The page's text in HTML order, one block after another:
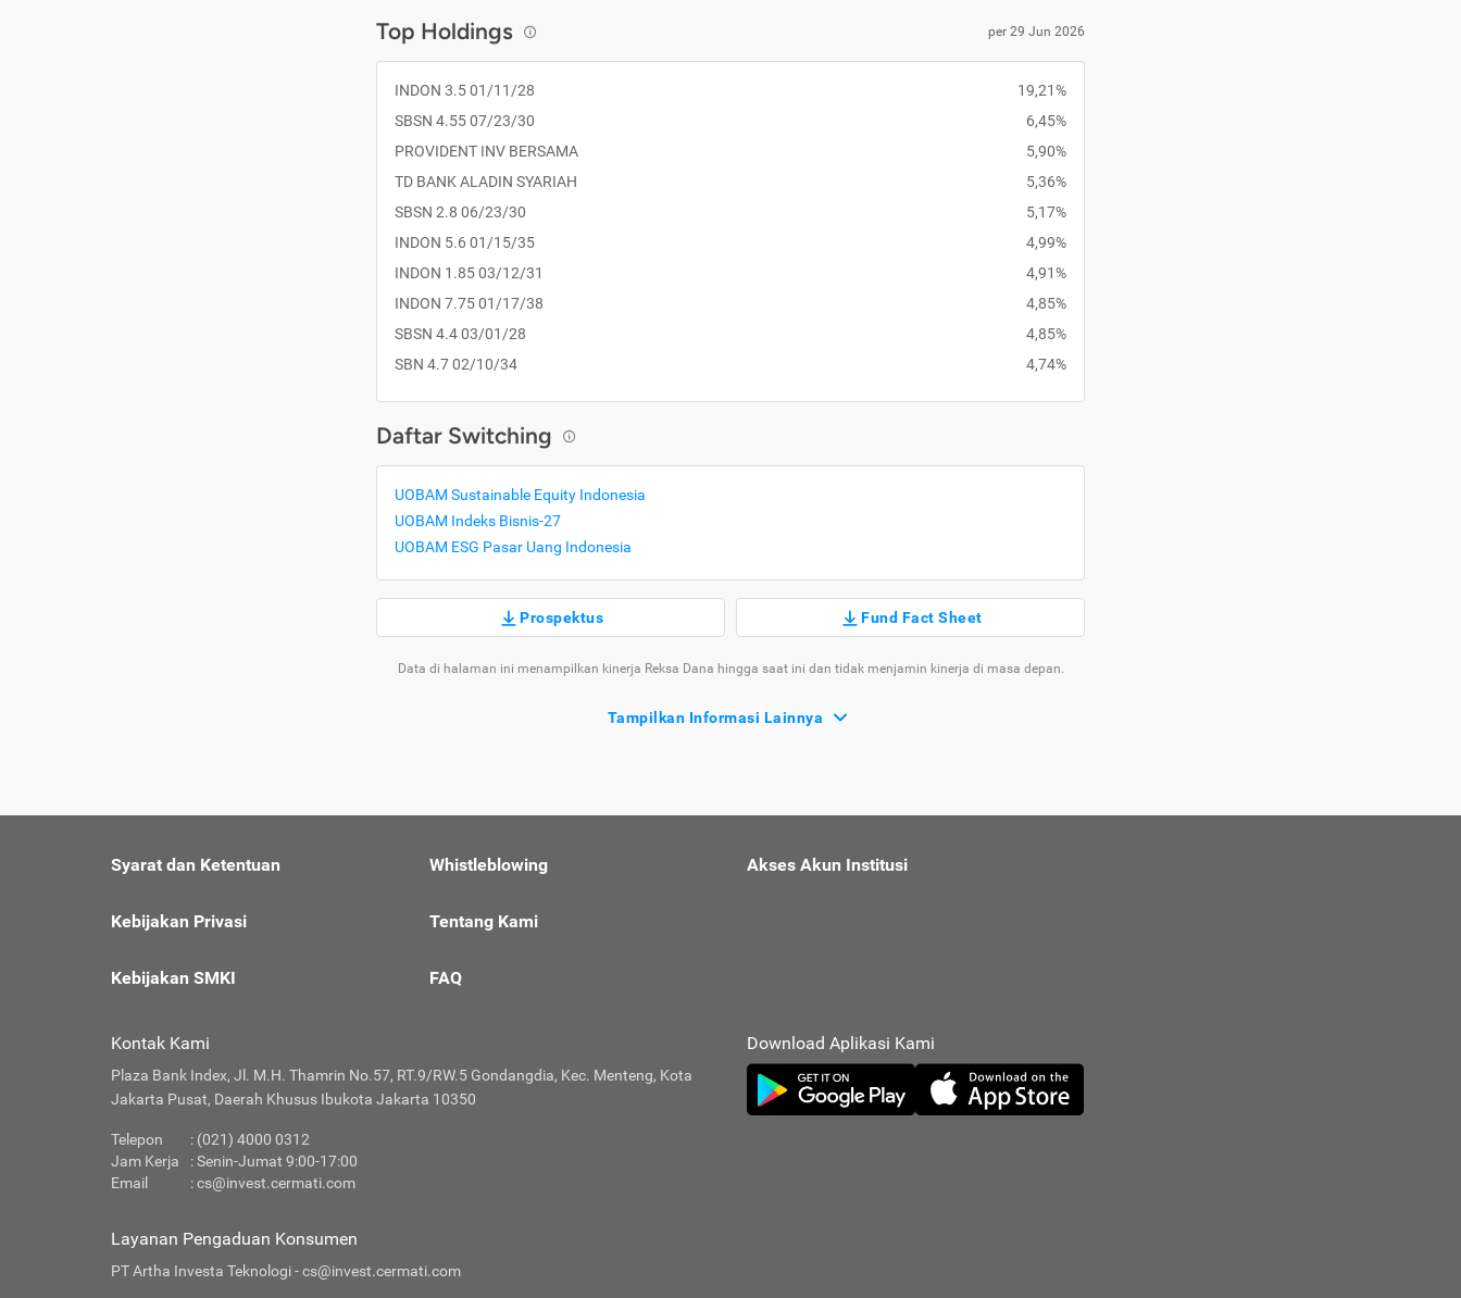
Top Holdings per 29 Jun 2026
INDON 3.5 01/11/28
19,21%
SBSN 4.55 07/23/30
6,45%
PROVIDENT INV BERSAMA
5,90%
TD BANK ALADIN SYARIAH
5,36%
SBSN 2.8 06/23/30
5,17%
INDON 5.6 01/15/35
4,99%
INDON 1.85 03/12/31
4,91%
INDON 7.75 01/17/38
4,85%
SBSN 4.4 03/01/28
4,85%
SBN 4.7 02/10/34
4,74%
Daftar Switching
UOBAM Sustainable Equity Indonesia
UOBAM Indeks Bisnis-27
UOBAM ESG Pasar Uang Indonesia
Prospektus Fund Fact Sheet
Data di halaman ini menampilkan kinerja Reksa Dana hingga saat ini dan tidak menjamin kinerja di masa depan.
Tampilkan Informasi Lainnya
Syarat dan Ketentuan
Kebijakan Privasi
Kebijakan SMKI
Whistleblowing
Tentang Kami
FAQ
Akses Akun Institusi
Kontak Kami
Plaza Bank Index, Jl. M.H. Thamrin No.57, RT.9/RW.5 Gondangdia, Kec. Menteng, Kota
Jakarta Pusat, Daerah Khusus Ibukota Jakarta 10350
Telepon
: (021) 4000 0312
Jam Kerja
: Senin-Jumat 9:00-17:00
Email
:cs@invest.cermati.com
Layanan Pengaduan Konsumen
PT Artha Investa Teknologi -cs@invest.cermati.com
Download Aplikasi Kami